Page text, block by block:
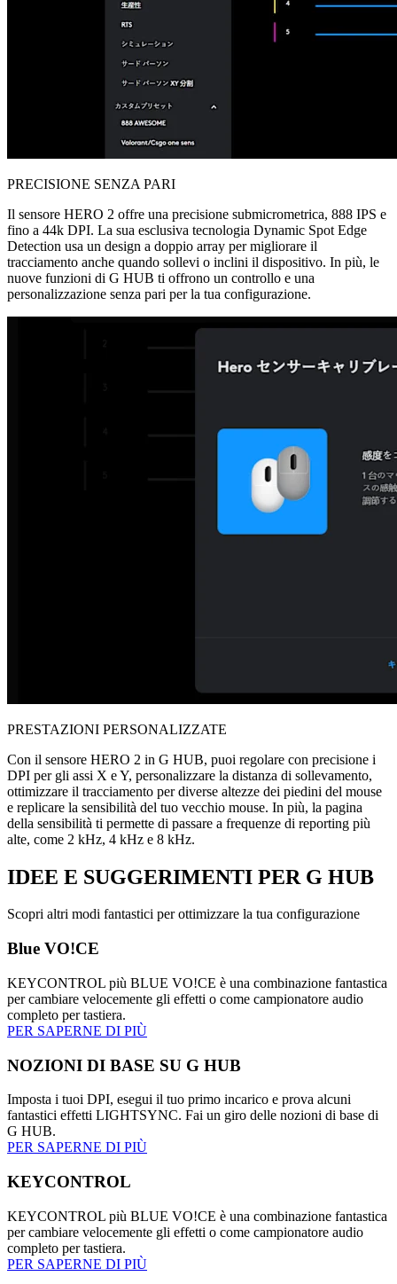
PRECISIONE SENZA PARI
Il sensore HERO 2 offre una precisione submicrometrica, 888 IPS e
fino a 44k DPI. La sua esclusiva tecnologia Dynamic Spot Edge
Detection usa un design a doppio array per migliorare il
tracciamento anche quando sollevi o inclini il dispositivo. In più, le
nuove funzioni di G HUB ti offrono un controllo e una
personalizzazione senza pari per la tua configurazione.
PRESTAZIONI PERSONALIZZATE
Con il sensore HERO 2 in G HUB, puoi regolare con precisione i
DPI per gli assi X e Y, personalizzare la distanza di sollevamento,
ottimizzare il tracciamento per diverse altezze dei piedini del mouse
e replicare la sensibilità del tuo vecchio mouse. In più, la pagina
della sensibilità ti permette di passare a frequenze di reporting più
alte, come 2 kHz, 4 kHz e 8 kHz.
IDEE E SUGGERIMENTI PER G HUB
Scopri altri modi fantastici per ottimizzare la tua configurazione
Blue VO!CE
KEYCONTROL più BLUE VO!CE è una combinazione fantastica
per cambiare velocemente gli effetti o come campionatore audio
completo per tastiera.
PER SAPERNE DI PIÙ
NOZIONI DI BASE SU G HUB
Imposta i tuoi DPI, esegui il tuo primo incarico e prova alcuni
fantastici effetti LIGHTSYNC. Fai un giro delle nozioni di base di
G HUB.
PER SAPERNE DI PIÙ
KEYCONTROL
KEYCONTROL più BLUE VO!CE è una combinazione fantastica
per cambiare velocemente gli effetti o come campionatore audio
completo per tastiera.
PER SAPERNE DI PIÙ